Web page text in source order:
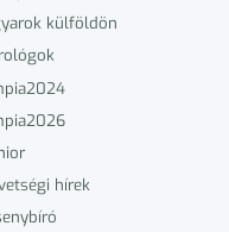
külföldön
hírek